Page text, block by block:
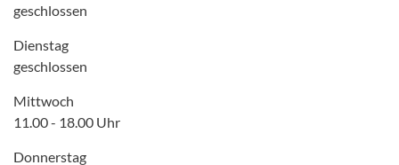
geschlossen
Dienstag
geschlossen
Mittwoch
11.00 - 18.00 Uhr
Donnerstag